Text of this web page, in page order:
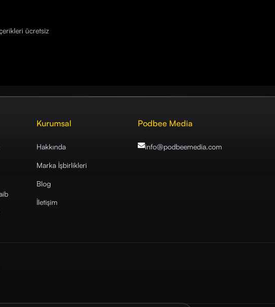
ücretsiz
Kurumsal
Hakkında
Marka İşbirlikleri
Blog
İletişim
Podbee Media
info@podbeemedia.com